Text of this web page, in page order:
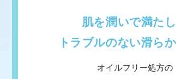
肌を潤いで満たし
トラブルのない滑ら
オイルフリー処方の